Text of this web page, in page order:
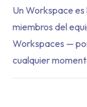
Un Workspace
miembros del
Workspaces —
cualquier